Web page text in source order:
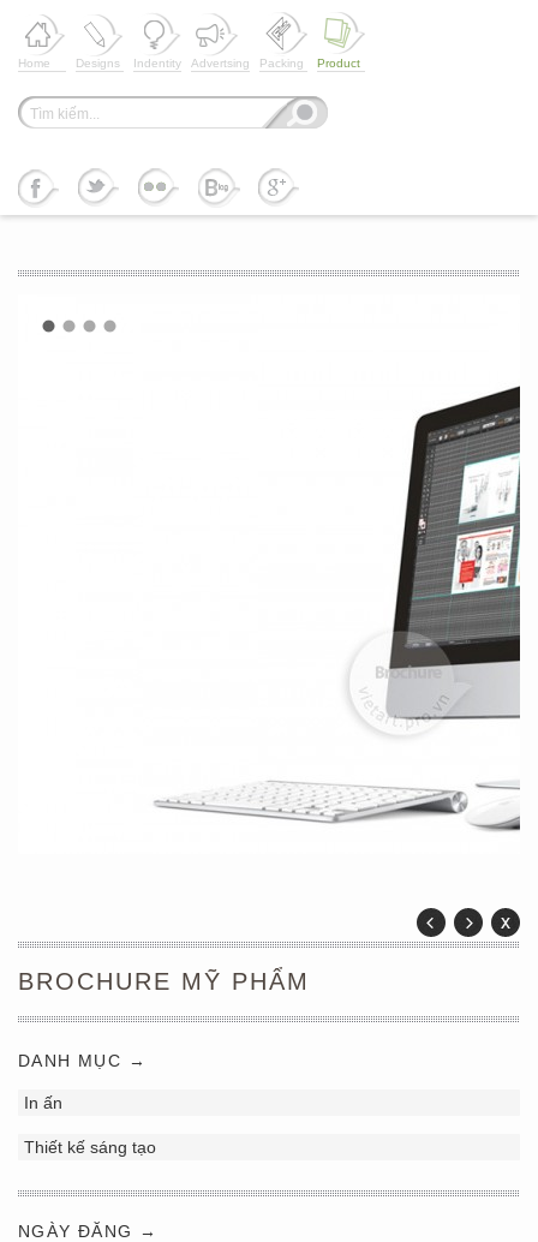
Home Designs Indentity Advertsing Packing Product
BROCHURE MỸ PHẨM
DANH MỤC →
In ấn
Thiết kế sáng tạo
NGÀY ĐĂNG →